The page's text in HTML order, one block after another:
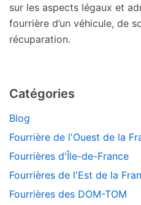
sur les aspects légaux et
fourrière d’un véhicule, de
récuparation.
Catégories
Blog
Fourrière de l'Ouest de la
Fourrières d'Île-de-France
Fourrières de l'Est de la
Fourrières des DOM-TOM